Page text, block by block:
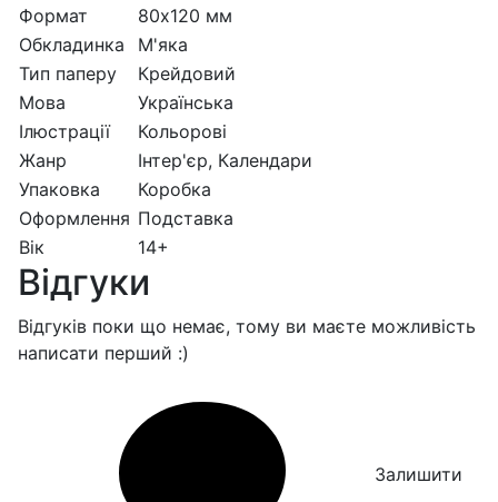
Формат
80х120 мм
Обкладинка
М'яка
Тип паперу
Крейдовий
Мова
Українська
Ілюстрації
Кольорові
Жанр
Інтер'єр, Календари
Упаковка
Коробка
Оформлення Подставка
Вік
14+
Відгуки
Відгуків поки що немає, тому ви маєте можливість
написати перший :)
Залишити